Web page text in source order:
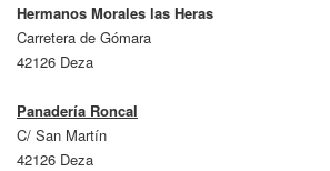
Hermanos Morales las Heras
Carretera de Gómara
42126 Deza
Panadería Roncal
C/ San Martín
42126 Deza